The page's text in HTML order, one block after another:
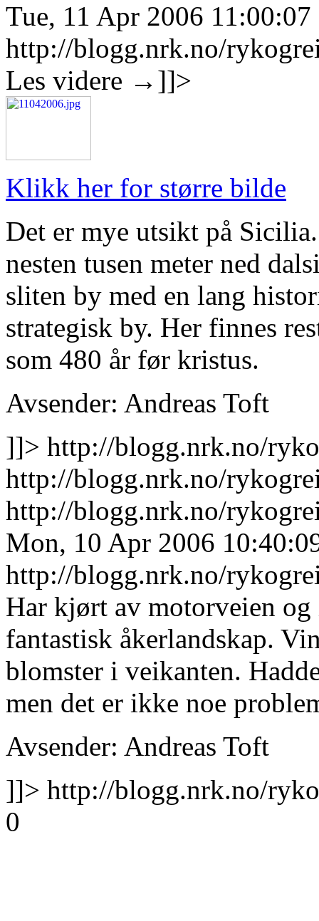
Tue, 11 Apr 2006 11:00:07
http://blogg.nrk.no/
Les videre → ]]>
Klikk her for større bilde
Det er mye utsikt på
nesten tusen meter ned
sliten by med en lang
strategisk by. Her finnes
som 480 år før kristus.
Avsender: Andreas Toft
]]> http://blogg.nrk.no/
http://blogg.nrk.no/
http://blogg.nrk.no/
Mon, 10 Apr 2006
http://blogg.nrk.no/
Har kjørt av motorveien og
fantastisk åkerlandskap.
blomster i veikanten.
men det er ikke noe
Avsender: Andreas Toft
]]> http://blogg.nrk.no/
0